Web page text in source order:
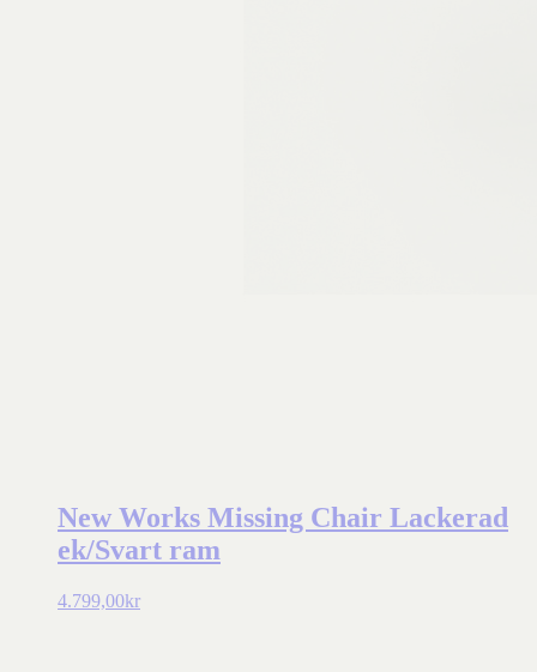
New Works Missing Chair Lackerad
ek/Svart ram
4.799,00kr